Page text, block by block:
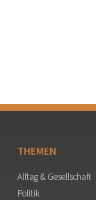
THEMEN
Alltag & Gesellschaft
Politik